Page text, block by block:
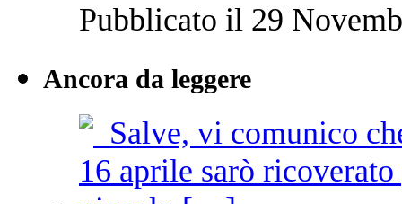
Pubblicato il 29
Ancora da leggere